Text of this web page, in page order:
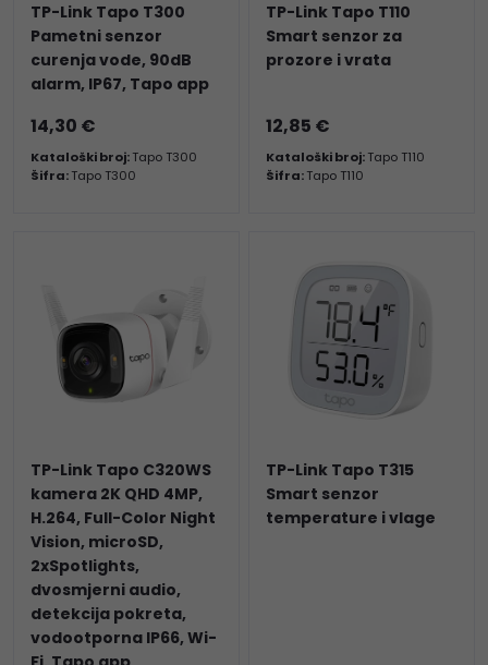
TP-Link Tapo T300
Pametni senzor
curenja vode, 90dB
alarm, IP67, Tapo app
14,30 €
Kataloški broj:Tapo T300
Šifra:Tapo T300
TP-Link Tapo T110
Smart senzor za
prozore i vrata
12,85 €
Kataloški broj:Tapo T110
Šifra:Tapo T110
TP-Link Tapo C320WS
kamera 2K QHD 4MP,
H.264, Full-Color Night
Vision, microSD,
2xSpotlights,
dvosmjerni audio,
detekcija pokreta,
vodootporna IP66, Wi-
TP-Link Tapo T315
Smart senzor
temperature i vlage